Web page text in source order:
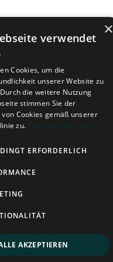
×
verwendet
Cookies, um die
unserer Website zu
die weitere Nutzung
stimmen Sie der
Cookies gemäß unserer
zu. Weitere Informationen
ERFORDERLICH
AKZEPTIEREN